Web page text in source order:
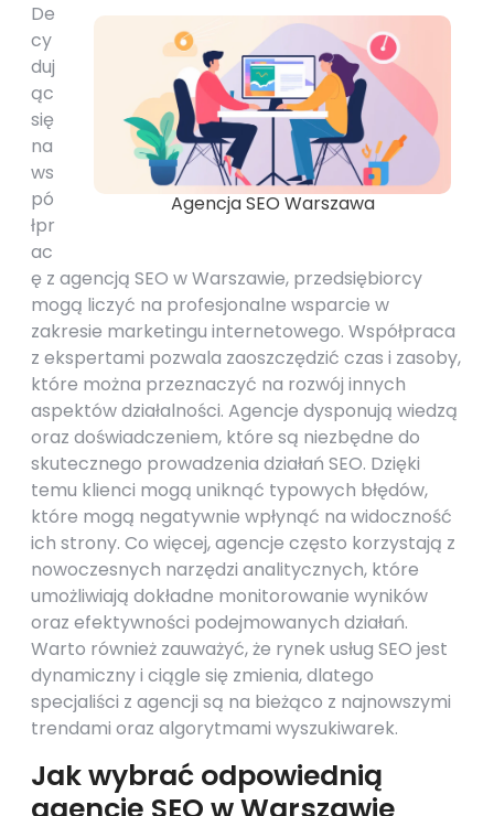
Agencja SEO Warszawa
De
cy
duj
ąc
się
na
ws
pó
łpr
ac
ę z agencją SEO w Warszawie, przedsiębiorcy
mogą liczyć na profesjonalne wsparcie w
zakresie marketingu internetowego. Współpraca
z ekspertami pozwala zaoszczędzić czas i zasoby,
które można przeznaczyć na rozwój innych
aspektów działalności. Agencje dysponują wiedzą
oraz doświadczeniem, które są niezbędne do
skutecznego prowadzenia działań SEO. Dzięki
temu klienci mogą uniknąć typowych błędów,
które mogą negatywnie wpłynąć na widoczność
ich strony. Co więcej, agencje często korzystają z
nowoczesnych narzędzi analitycznych, które
umożliwiają dokładne monitorowanie wyników
oraz efektywności podejmowanych działań.
Warto również zauważyć, że rynek usług SEO jest
dynamiczny i ciągle się zmienia, dlatego
specjaliści z agencji są na bieżąco z najnowszymi
trendami oraz algorytmami wyszukiwarek.
Jak wybrać odpowiednią